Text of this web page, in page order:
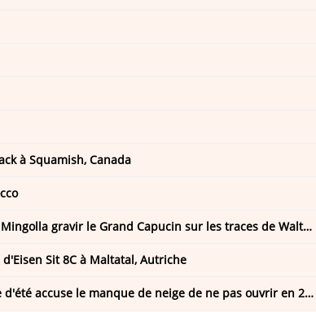
à Squamish, Canada
Petzl Legend Tour / Regardez Federica Mingolla gravir le Grand Capucin sur les traces de Walter Bonatti
Sit 8C à Maltatal, Autriche
Aux États-Unis, seul le domaine skiable d'été accuse le manque de neige de ne pas ouvrir en 2024